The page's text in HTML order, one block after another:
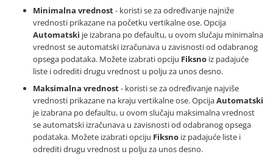
Minimalna vrednost- koristi se za određivanje najniže
vrednosti prikazane na početku vertikalne ose. Opcija
Automatski je izabrana po defaultu, u ovom slučaju minimalna
vrednost se automatski izračunava u zavisnosti od odabranog
opsega podataka. Možete izabrati opciju Fiksno iz padajuće
liste i odrediti drugu vrednost u polju za unos desno.
Maksimalna vrednost- koristi se za određivanje najviše
vrednosti prikazane na kraju vertikalne ose. OpcijaAutomatski
je izabrana po defaultu, u ovom slučaju maksimalna vrednost
se automatski izračunava u zavisnosti od odabranog opsega
podataka. Možete izabrati opciju Fiksno iz padajuće liste i
odrediti drugu vrednost u polju za unos desno.